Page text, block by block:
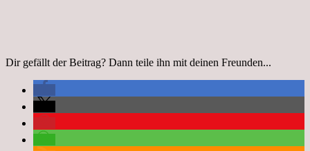
Dir gefällt der Beitrag? Dann teile ihn mit deinen Freunden...